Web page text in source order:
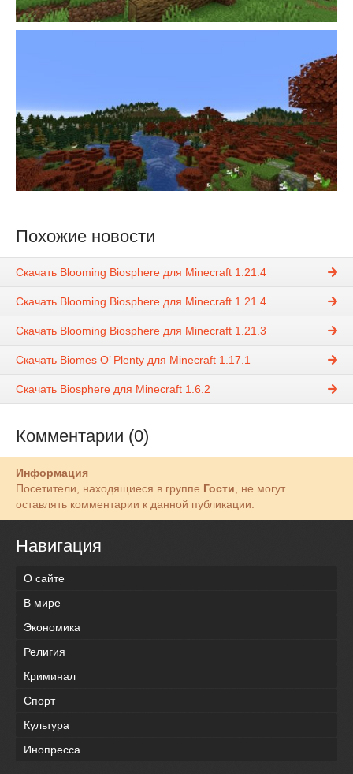
Похожие новости
Скачать Blooming Biosphere для Minecraft 1.21.4
Скачать Blooming Biosphere для Minecraft 1.21.4
Скачать Blooming Biosphere для Minecraft 1.21.3
Скачать Biomes O’ Plenty для Minecraft 1.17.1
Скачать Biosphere для Minecraft 1.6.2
Комментарии (0)
Информация
Посетители, находящиеся в группе Гости , не могут
оставлять комментарии к данной публикации.
Навигация
О сайте
В мире
Экономика
Религия
Криминал
Спорт
Культура
Инопресса